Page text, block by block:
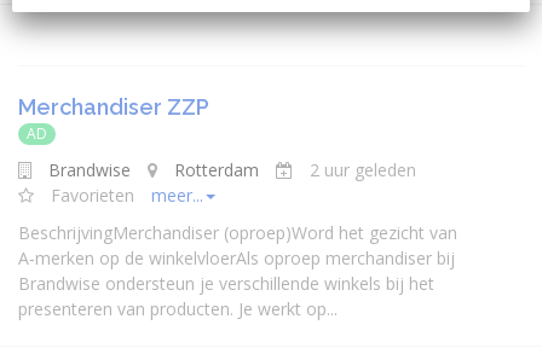
Merchandiser ZZP
AD
Brandwise Rotterdam
2 uur geleden
Favorieten
meer...
BeschrijvingMerchandiser (oproep)Word het gezicht van
A‑merken op de winkelvloerAls oproep merchandiser bij
Brandwise ondersteun je verschillende winkels bij het
presenteren van producten. Je werkt op...